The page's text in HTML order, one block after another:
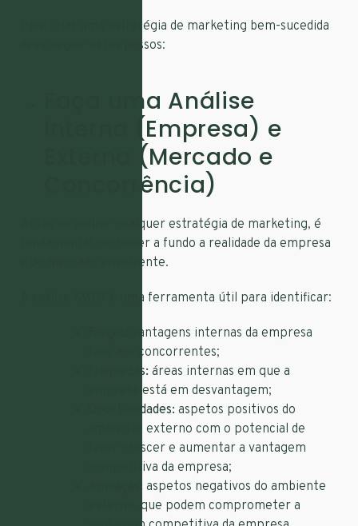
Para criar uma estratégia de marketing bem-sucedida
deve seguir estes passos:
Faça uma Análise
Interna (Empresa) e
Externa (Mercado e
Concorrência)
Antes de definir qualquer estratégia de marketing, é
fundamental conhecer a fundo a realidade da empresa
e do mercado envolvente.
A análise SWOT é uma ferramenta útil para identificar:
vantagens internas da empresa
face aos concorrentes;
Fraquezas: áreas internas em que a
empresa está em desvantagem;
Oportunidades: aspetos positivos do
ambiente externo com o potencial de
fazer crescer e aumentar a vantagem
competitiva da empresa;
aspetos negativos do ambiente
externo, que podem comprometer a